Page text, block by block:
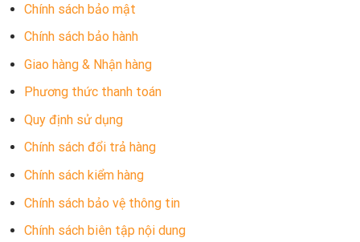
Chính sách bảo mật
Chính sách bảo hành
Giao hàng & Nhận hàng
Phương thức thanh toán
Quy định sử dụng
Chính sách đổi trả hàng
Chính sách kiểm hàng
Chính sách bảo vệ thông tin
Chính sách biên tập nội dung